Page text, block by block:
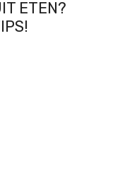
ETEN?